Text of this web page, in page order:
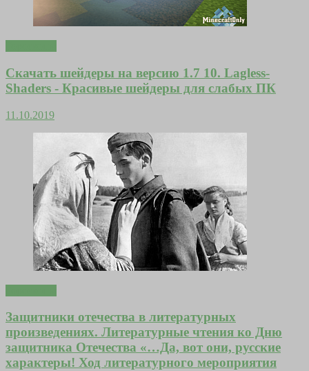
Скачать шейдеры на версию 1.7 10. Lagless-
Shaders - Красивые шейдеры для слабых ПК
11.10.2019
Защитники отечества в литературных
произведениях. Литературные чтения ко Дню
защитника Отечества «…Да, вот они, русские
характеры! Ход литературного мероприятия